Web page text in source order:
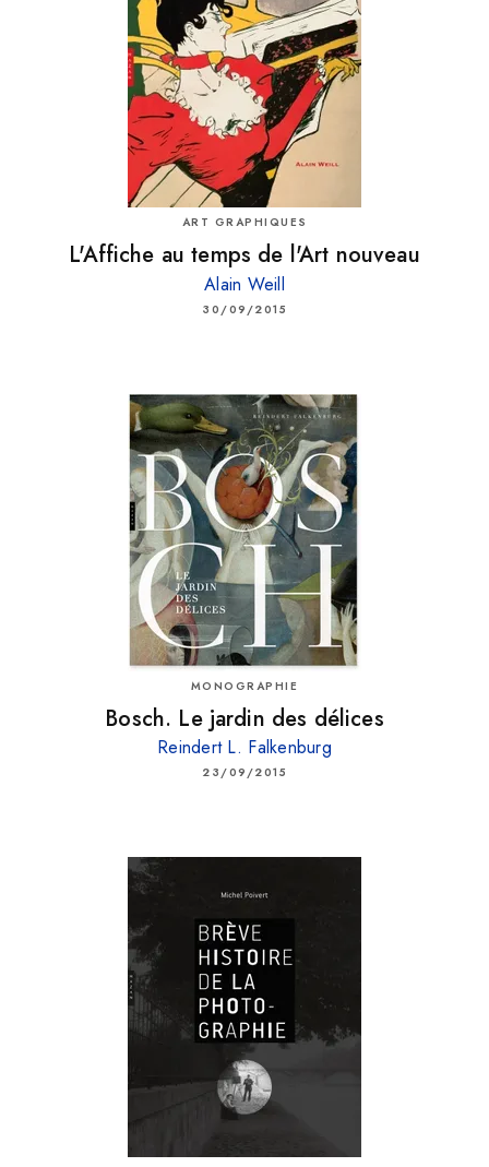
ART GRAPHIQUES
L'Affiche au temps de l'Art nouveau
Alain Weill
30/09/2015
MONOGRAPHIE
Bosch. Le jardin des délices
Reindert L. Falkenburg
23/09/2015